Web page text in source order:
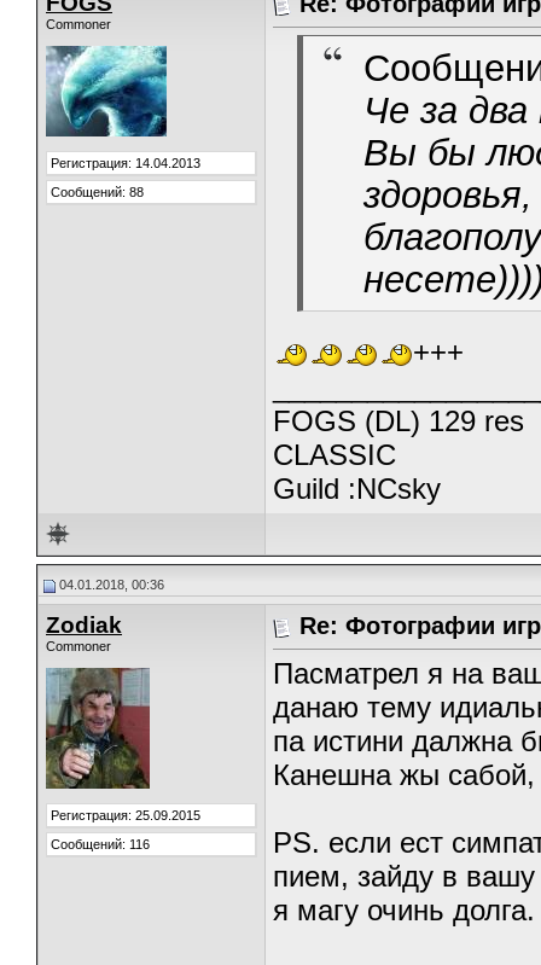
Commoner
Регистрация: 14.04.2013
Сообщений: 88
Че за два
Вы бы
+++
FOGS (DL) 129 res
CLASSIC
Guild :NCsky
04.01.2018, 00:36
Zodiak
Commoner
Регистрация: 25.09.2015
Сообщений: 116
Re: Фотографии
Пасматрел я на
данаю тему
па истини далжна
Канешна жы сабой,
PS. если ест
пием, зайду в вашу
я магу очинь